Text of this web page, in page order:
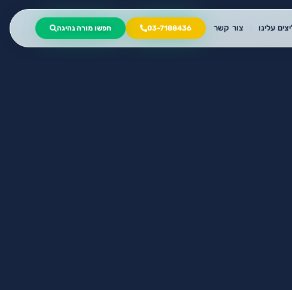
עלינו צור קשר 03-7188436 חפשו מורה נהיגה